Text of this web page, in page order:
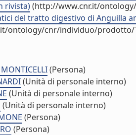
rivista)(http://www.cnr.it/
del tratto digestivo di Anguilla
ontology/cnr/individuo/prodotto/
(Persona)
(Unità di personale interno)
(Unità di personale interno)
(Unità di personale interno)
(Persona)
(Persona)